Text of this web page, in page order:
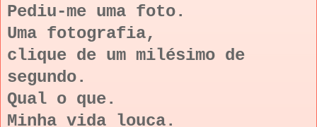
Pediu-me uma foto.
Uma fotografia,
clique de um milésimo de
segundo.
Qual o que.
Minha vida louca.